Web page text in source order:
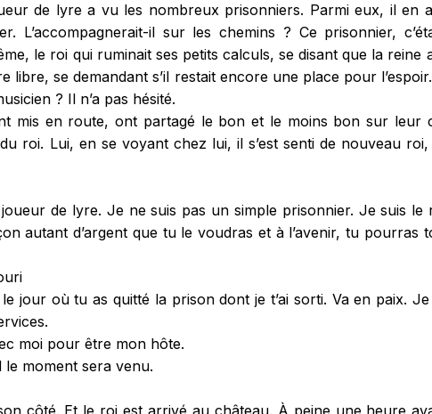
de lyre a vu les nombreux prisonniers. Parmi eux, il en
L’accompagnerait-il sur les chemins ? Ce prisonnier,
le roi qui ruminait ses petits calculs, se disant que la reine
libre, se demandant s’il restait encore une place pour
? Il n’a pas hésité.
mis en route, ont partagé le bon et le moins bon sur leur
roi. Lui, en se voyant chez lui, il s’est senti de nouveau
de lyre. Je ne suis pas un simple prisonnier. Je suis le
autant d’argent que tu le voudras et à l’avenir, tu pourras
jour où tu as quitté la prison dont je t’ai sorti. Va en paix. Je
moi pour être mon hôte.
moment sera venu.